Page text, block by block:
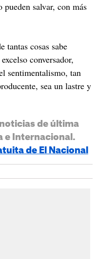
salvar, con más
tantas cosas sabe
conversador,
sentimentalismo, tan
sea un lastre y
de última
e Internacional.
de El Nacional